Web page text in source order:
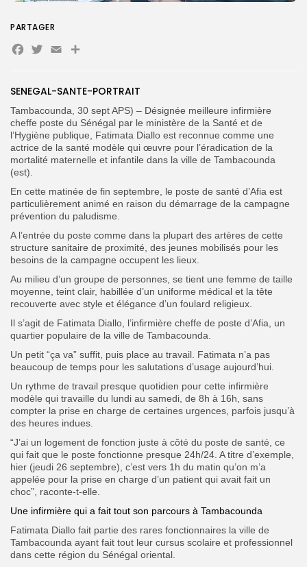
Search
for:
Search
Button
SENEGAL-SANTE-PORTRAIT
Tambacounda, 30 sept APS) – Désignée meilleure infirmière
cheffe poste du Sénégal par le ministère de la Santé et de
l’Hygiène publique, Fatimata Diallo est reconnue comme une
actrice de la santé modèle qui œuvre pour l’éradication de la
mortalité maternelle et infantile dans la ville de Tambacounda
(est).
En cette matinée de fin septembre, le poste de santé d’Afia est
particulièrement animé en raison du démarrage de la campagne
prévention du paludisme.
A l’entrée du poste comme dans la plupart des artères de cette
structure sanitaire de proximité, des jeunes mobilisés pour les
besoins de la campagne occupent les lieux.
Au milieu d’un groupe de personnes, se tient une femme de taille
moyenne, teint clair, habillée d’un uniforme médical et la tête
recouverte avec style et élégance d’un foulard religieux.
Il s’agit de Fatimata Diallo, l’infirmière cheffe de poste d’Afia, un
quartier populaire de la ville de Tambacounda.
Un petit “ça va” suffit, puis place au travail. Fatimata n’a pas
beaucoup de temps pour les salutations d’usage aujourd’hui.
Un rythme de travail presque quotidien pour cette infirmière
modèle qui travaille du lundi au samedi, de 8h à 16h, sans
compter la prise en charge de certaines urgences, parfois jusqu’à
des heures indues.
“J’ai un logement de fonction juste à côté du poste de santé, ce
qui fait que le poste fonctionne presque 24h/24. A titre d’exemple,
hier (jeudi 26 septembre), c’est vers 1h du matin qu’on m’a
appelée pour la prise en charge d’un patient qui avait fait un
choc”, raconte-t-elle.
Une infirmière qui a fait tout son parcours à Tambacounda
Fatimata Diallo fait partie des rares fonctionnaires la ville de
Tambacounda ayant fait tout leur cursus scolaire et professionnel
dans cette région du Sénégal oriental.
PARTAGER
Facebook
Twitter
EmailPartager